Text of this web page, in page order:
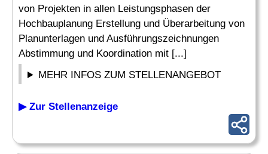
von Projekten in allen Leistungsphasen der
Hochbauplanung Erstellung und Überarbeitung von
Planunterlagen und Ausführungszeichnungen
Abstimmung und Koordination mit [...]
MEHR INFOS ZUM STELLENANGEBOT
▶ Zur Stellenanzeige